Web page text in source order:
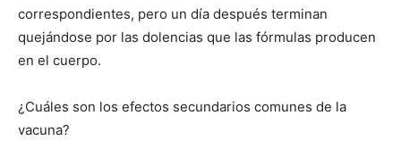
correspondientes, pero un día después terminan
quejándose por las dolencias que las fórmulas producen
en el cuerpo.
¿Cuáles son los efectos secundarios comunes de la
vacuna?